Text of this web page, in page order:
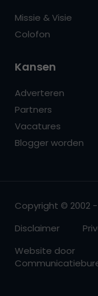
Missie & Visie
Colofon
Kansen
Adverteren
Partners
Vacatures
Blogger worden
Copyright © 2002
Disclaimer
Website door